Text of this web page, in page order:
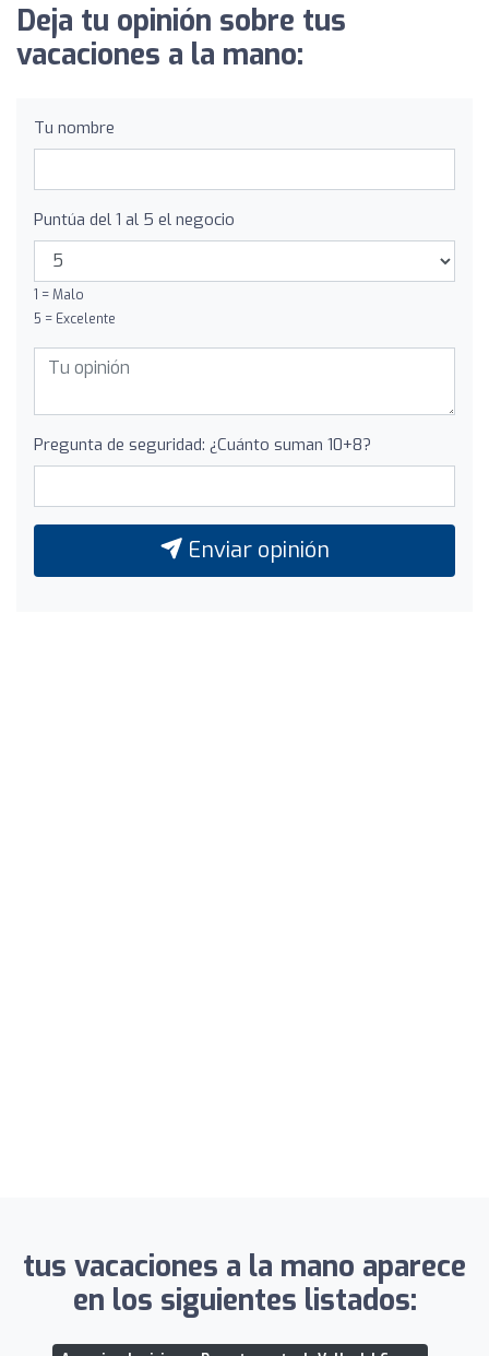
Deja tu opinión sobre tus
vacaciones a la mano:
Tu nombre
Puntúa del 1 al 5 el negocio
1 = Malo
5 = Excelente
Pregunta de seguridad: ¿Cuánto suman 10+8?
Enviar opinión
tus vacaciones a la mano aparece
en los siguientes listados: